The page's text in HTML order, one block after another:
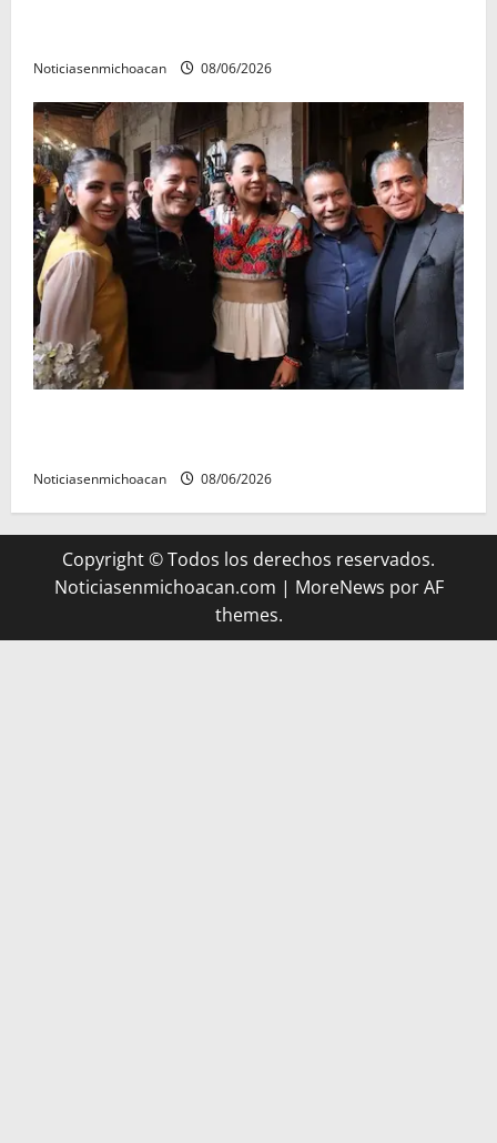
Noticiasenmichoacan 08/06/2026
Noticiasenmichoacan 08/06/2026
Copyright © Todos los derechos reservados.
Noticiasenmichoacan.com | MoreNews por AF
themes.